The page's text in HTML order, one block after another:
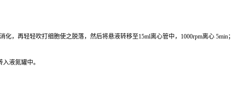
，再轻轻吹打细胞使之脱落，然后将悬液转移至15ml离心管中，1000rpm离心 5min；
液氮罐中。